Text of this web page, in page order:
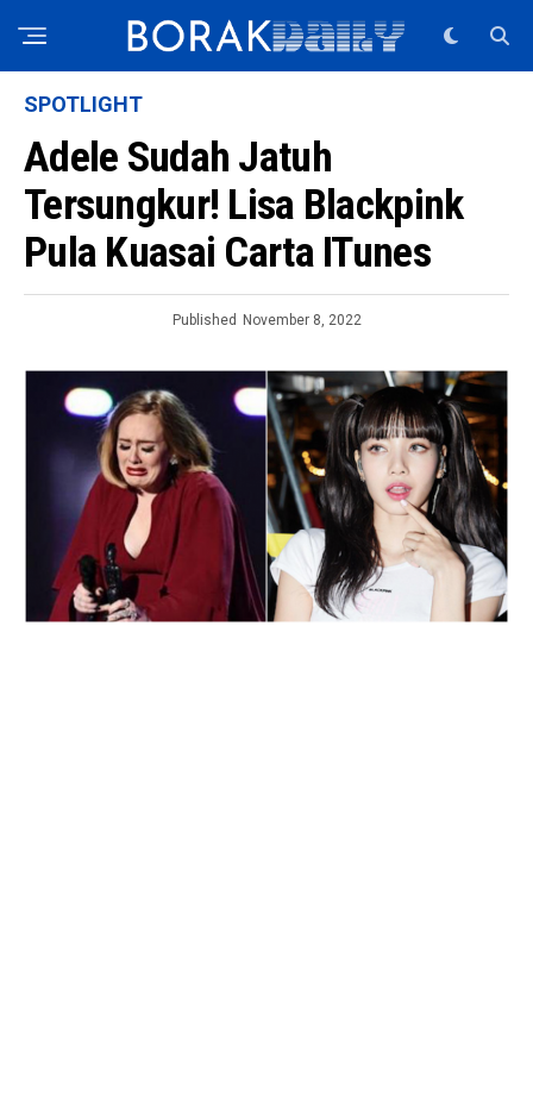
SPOTLIGHT
Adele Sudah Jatuh
Tersungkur! Lisa Blackpink
Pula Kuasai Carta ITunes
Published November 8, 2022